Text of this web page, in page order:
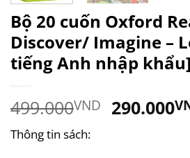
Bộ 20 cuốn Oxford
Discover/ Imagine –
tiếng Anh nhập khẩu]
499.000VND Giá
290.000
Thông tin sách: